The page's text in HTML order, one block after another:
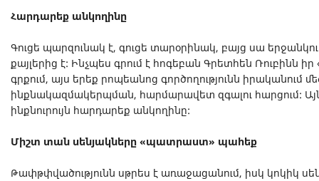
Հարդարեք անկողինը
Գուցե պարզունակ է, գուցե տարօրինակ, բայց սա
քայլերից է: Ինչպես գրում է հոգեբան Գրետհեն Ռուբինն
գրքում, այս երեք րոպեանոց գործողությունն իրականում
ինքնակազմակերպման, հարմարավետ զգալու հարցում:
ինքնուրույն հարդարեք անկողինը:
Միշտ տան սենյակները «պատրաստ» պահեք
Թափթփվածությունն սթրես է առաջացանում, իսկ կոկիկ